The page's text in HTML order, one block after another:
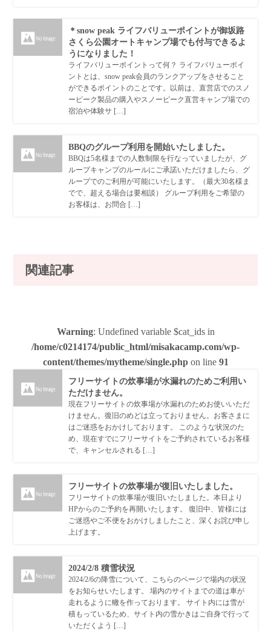
＊snow peak ライフバリューポイントが御坂路
さくら公園オートキャンプ場でも付与できるよ
うになりました！
ライフバリューポイントって何？ ライフバリューポイ
ントとは、snow peak会員のランクアップをさせること
ができるポイントのことです。以前は、直営店でのスノ
ーピーク製品の購入やスノーピーク直営キャンプ場での
宿泊や体験サ […]
BBQのグループ利用を開始いたしました。
BBQは5名様までの人数制限を行なっていましたが、グ
ループキャンプのルールにご承諾いただけましたら、グ
ループでのご利用が可能にいたします。（最大30名様ま
でで、超える場合は要相談） グループ利用をご希望の
お客様は、お問合 […]
関連記事
Warning: Undefined variable $cat_ids in
/home/c0214174/public_html/misakacamp.com/wp-
content/themes/mytheme/single.phpon line 91
フリーサイトの炊事場が水漏れのためご利用い
ただけません。
現在フリーサイトの炊事場が水漏れのためお使いいただ
けません。復旧のめどは立っておりません。お客さまに
はご迷惑をおかけしております。 このような状況のた
め、現在すでにフリーサイトをご予約されているお客様
で、キャンセルされる […]
フリーサイトの炊事場が復旧いたしました。
フリーサイトの炊事場が復旧いたしました。本日より
HPからのご予約を再開いたします。 復旧中、皆様には
ご迷惑やご不便をおかけしましたこと、深くお詫び申し
上げます。
2024/2/8 積雪状況
2024/2/6の降雪について、こちらのページで場内の状況
をお知らせいたします。 場内のサイトまでの道は車が
走れるように轍を作っております。 サイト内には雪が
積もっているため、サイト内の雪かきはご自身で行って
いただくよう […]